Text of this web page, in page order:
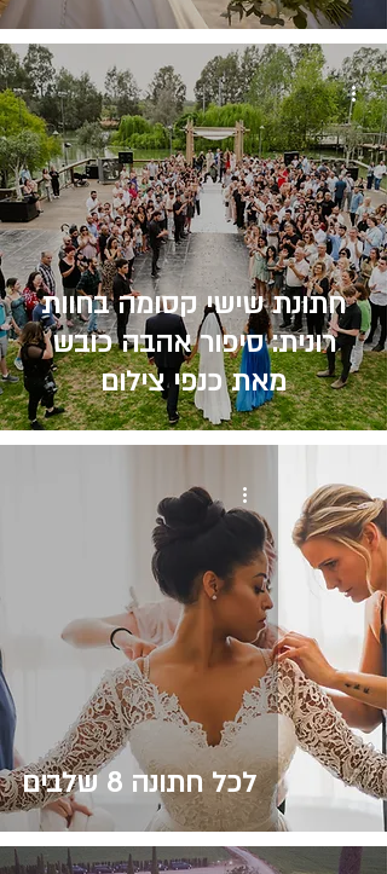
חתונת שישי קסומה בחוות
רונית: סיפור אהבה כובש
מאת כנפי צילום
לכל חתונה 8 שלבים